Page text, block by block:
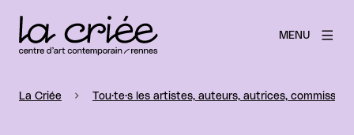
MENU
La Criée Tou·te·s les artistes, auteurs, autrices,